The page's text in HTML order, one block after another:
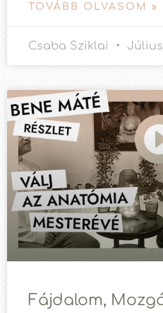
TOVÁBB OLVASOM »
Csaba Sziklai Július
Fájdalom,